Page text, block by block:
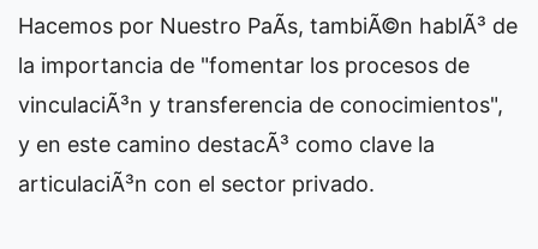
Hacemos por Nuestro PaÃ­s, tambiÃ©n hablÃ³ de
la importancia de "fomentar los procesos de
vinculaciÃ³n y transferencia de conocimientos",
y en este camino destacÃ³ como clave la
articulaciÃ³n con el sector privado.